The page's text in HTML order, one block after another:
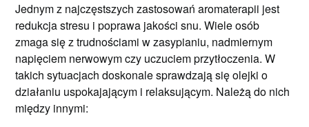
Jednym z najczęstszych zastosowań aromaterapii jest
redukcja stresu i poprawa jakości snu. Wiele osób
zmaga się z trudnościami w zasypianiu, nadmiernym
napięciem nerwowym czy uczuciem przytłoczenia. W
takich sytuacjach doskonale sprawdzają się olejki o
działaniu uspokajającym i relaksującym. Należą do nich
między innymi: